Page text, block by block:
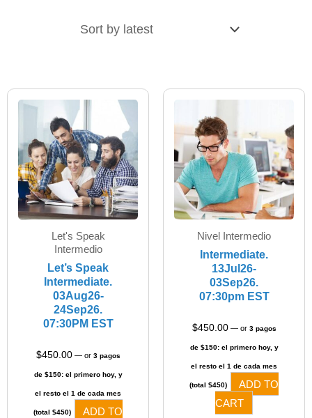
latest
Let's Speak
Intermedio​
Let’s Speak
Intermediate.
03Aug26-
24Sep26.
07:30PM EST
$450.00 —or 3 pagos
de $150: el primero hoy, y
el resto el 1 de cada mes
(total $450)
ADD TO
Nivel Intermedio
Intermediate.
13Jul26-
03Sep26.
07:30pm EST
$450.00 —or 3 pagos
de $150: el primero hoy, y
el resto el 1 de cada mes
(total $450)
ADD TO
CART